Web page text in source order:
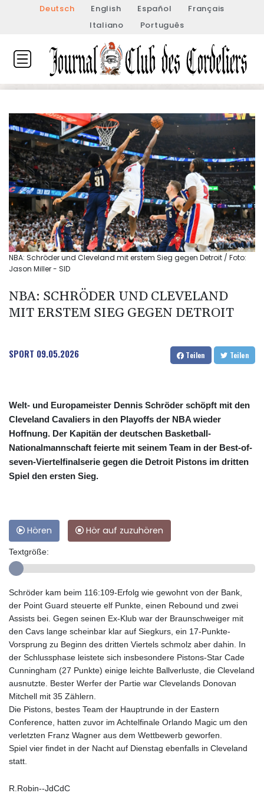
Deutsch English Español
Français
Italiano
Português
NBA: Schröder und Cleveland mit erstem Sieg gegen Detroit / Foto:
Jason Miller - SID
NBA: SCHRÖDER UND CLEVELAND
MIT ERSTEM SIEG GEGEN DETROIT
SPORT 09.05.2026 Teilen Teilen
Welt- und Europameister Dennis Schröder schöpft mit den
Cleveland Cavaliers in den Playoffs der NBA wieder
Hoffnung. Der Kapitän der deutschen Basketball-
Nationalmannschaft feierte mit seinem Team in der Best-of-
seven-Viertelfinalserie gegen die Detroit Pistons im dritten
Spiel den ersten Sieg.
Hören Hör auf zuzuhören
Textgröße:
Schröder kam beim 116:109-Erfolg wie gewohnt von der Bank,
der Point Guard steuerte elf Punkte, einen Rebound und zwei
Assists bei. Gegen seinen Ex-Klub war der Braunschweiger mit
den Cavs lange scheinbar klar auf Siegkurs, ein 17-Punkte-
Vorsprung zu Beginn des dritten Viertels schmolz aber dahin. In
der Schlussphase leistete sich insbesondere Pistons-Star Cade
Cunningham (27 Punkte) einige leichte Ballverluste, die Cleveland
ausnutzte. Bester Werfer der Partie war Clevelands Donovan
Mitchell mit 35 Zählern.
Die Pistons, bestes Team der Hauptrunde in der Eastern
Conference, hatten zuvor im Achtelfinale Orlando Magic um den
verletzten Franz Wagner aus dem Wettbewerb geworfen.
Spiel vier findet in der Nacht auf Dienstag ebenfalls in Cleveland
statt.
R.Robin--JdCdC